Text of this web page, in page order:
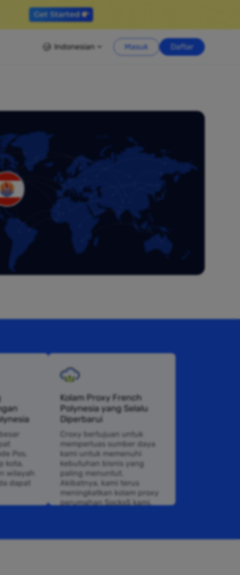
Indonesian Masuk Daftar
Pos,
kota,
wilayah
dapat
Kolam Proxy French
Polynesia yang Selalu
Diperbarui
Croxy bertujuan untuk
memperluas sumber daya
kami untuk memenuhi
kebutuhan bisnis yang
paling menuntut.
Akibatnya, kami terus
meningkatkan kolam proxy
perumahan Socks5 kami.